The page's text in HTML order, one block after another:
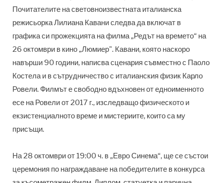
Почитателите на световноизвестната италианска
режисьорка Лилиана Кавани следва да включат в
графика си прожекцията на филма „Редът на времето“ на
26 октомври в кино „Люмиер". Кавани, която наскоро
навърши 90 години, написва сценария съвместно с Паоло
Костела и в сътрудничество с италианския физик Карло
Ровели. Филмът е свободно вдъхновен от едноименното
есе на Ровели от 2017 г., изследващо физическото и
екзистенциалното време и мистериите, които са му
присъщи.
На 28 октомври от 19:00 ч. в „Евро Синема“, ще се състои
церемония по награждаване на победителите в конкурса